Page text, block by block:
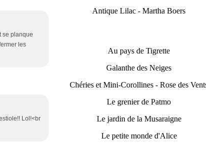
se planque
les
Lol!<br
Antique Lilac - Martha Boers
Au pays de Tigrette
Galanthe des Neiges
Chéries et Mini-Corollines - Rose des
Le grenier de Patmo
Le jardin de la Musaraigne
Le petite monde d'Alice